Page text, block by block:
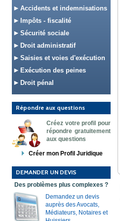
Accidents et indemnisations
Impôts - fiscalité
Sécurité sociale
Droit administratif
Saisies et voies d'exécution
Exécution des peines
Droit pénal
Répondre aux questions
Créez votre profil pour
répondre gratuitement
aux questions
Créer mon Profil Juridique
DEMANDER UN DEVIS
Des problèmes plus complexes ?
Demandez un devis
auprès des Avocats,
Médiateurs, Notaires et